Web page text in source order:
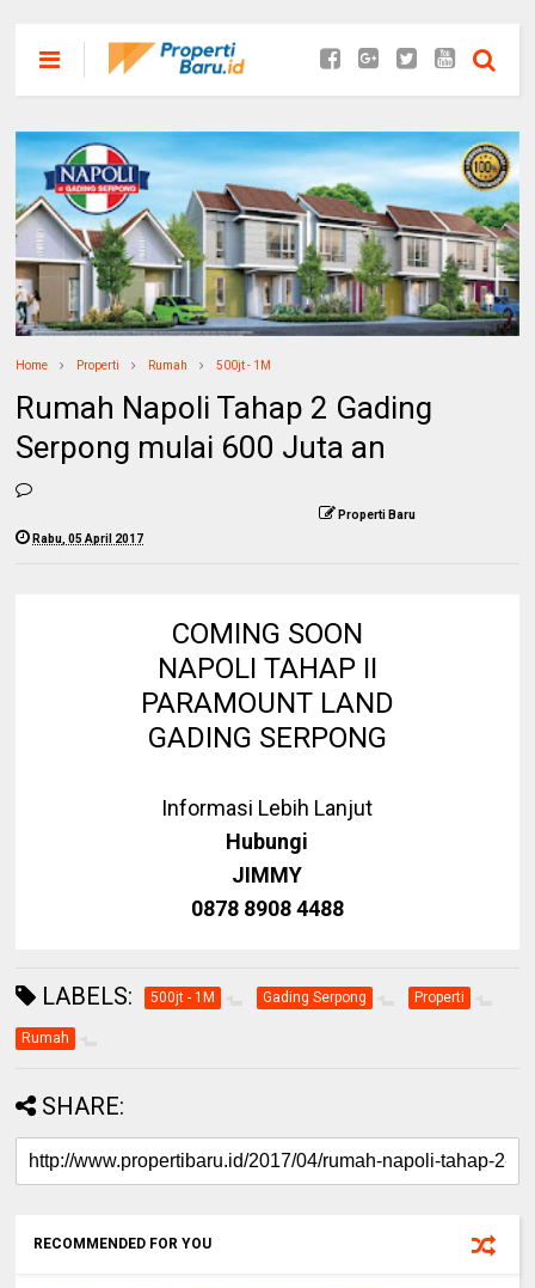
Home Properti Rumah 500jt - 1M
Rumah Napoli Tahap 2 Gading
Serpong mulai 600 Juta an
Properti Baru
Rabu, 05 April 2017
COMING SOON
NAPOLI TAHAP II
PARAMOUNT LAND
GADING SERPONG
Informasi Lebih Lanjut
Hubungi
JIMMY
0878 8908 4488
LABELS: 500jt - 1M Gading Serpong Properti
Rumah
SHARE:
RECOMMENDED FOR YOU